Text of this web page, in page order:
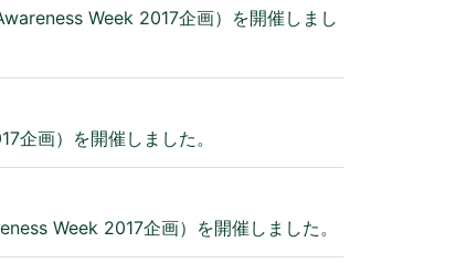
Week 2017企画）を開催しまし
企画）を開催しました。
Week 2017企画）を開催しました。